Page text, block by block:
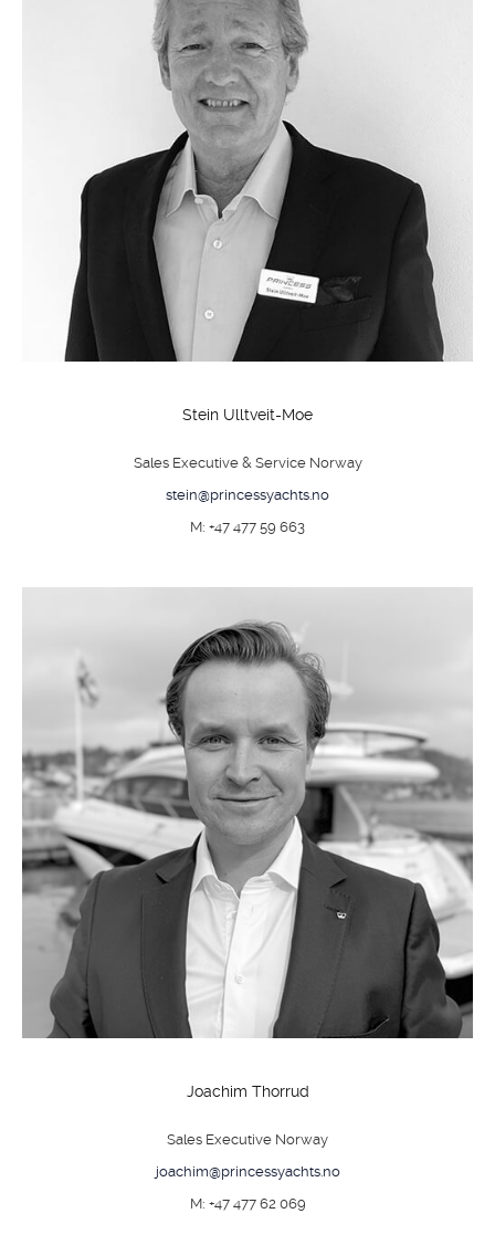
Stein Ulltveit-Moe
Sales Executive & Service Norway
stein@princessyachts.no
M: +47 477 59 663
Joachim Thorrud
Sales Executive Norway
joachim@princessyachts.no
M: +47 477 62 069